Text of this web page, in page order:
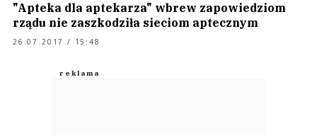
"Apteka dla aptekarza" wbrew zapowiedziom
rządu nie zaszkodziła sieciom aptecznym
26.07.2017 / 15:48